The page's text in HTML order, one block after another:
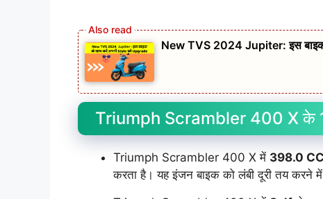
New TVS 2024 Jupiter: इस
Triumph Scrambler 400 X के
Triumph Scrambler 400 X में 398.0 CC
करता है। यह इंजन बाइक को लंबी दूरी तय करने में